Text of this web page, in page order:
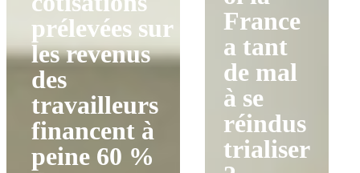
prélevées sur
les revenus
des
travailleurs
financent à
peine 60 %
France
a tant
de mal
à se
réindus
trialiser